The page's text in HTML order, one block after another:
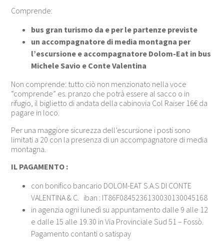
Comprende:
bus gran turismo da e per le partenze previste
un accompagnatore di media montagna per
l’escursione e accompagnatore Dolom-Eat in bus
Michele Savio e Conte Valentina
Non comprende: tutto ciò non menzionato nella voce
“comprende” es. pranzo che potrà essere al sacco o in
rifugio, il biglietto di andata della cabinovia Col Raiser 16€ da
pagare in loco.
Per una maggiore sicurezza dell’escursione i posti sono
limitati a 20 con la presenza di un accompagnatore di media
montagna.
IL PAGAMENTO :
con bonifico bancario DOLOM-EAT S.A.S DI CONTE
VALENTINA & C. iban : IT86F0845236130030130045168
in agenzia ogni lunedì su appuntamento dalle 9 alle 12
e dalle 15 alle 19.30 in Via Provinciale Sud 51 – Fossò.
Pagamento contanti o satispay